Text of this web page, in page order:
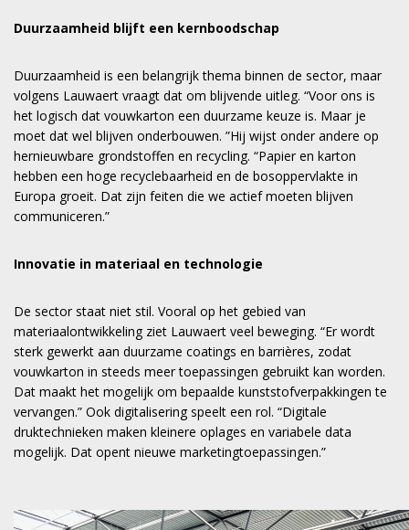
Duurzaamheid blijft een kernboodschap
Duurzaamheid is een belangrijk thema binnen de sector, maar
volgens Lauwaert vraagt dat om blijvende uitleg. “Voor ons is
het logisch dat vouwkarton een duurzame keuze is. Maar je
moet dat wel blijven onderbouwen. ”Hij wijst onder andere op
hernieuwbare grondstoffen en recycling. “Papier en karton
hebben een hoge recyclebaarheid en de bosoppervlakte in
Europa groeit. Dat zijn feiten die we actief moeten blijven
communiceren.”
Innovatie in materiaal en technologie
De sector staat niet stil. Vooral op het gebied van
materiaalontwikkeling ziet Lauwaert veel beweging. “Er wordt
sterk gewerkt aan duurzame coatings en barrières, zodat
vouwkarton in steeds meer toepassingen gebruikt kan worden.
Dat maakt het mogelijk om bepaalde kunststofverpakkingen te
vervangen.” Ook digitalisering speelt een rol. “Digitale
druktechnieken maken kleinere oplages en variabele data
mogelijk. Dat opent nieuwe marketingtoepassingen.”